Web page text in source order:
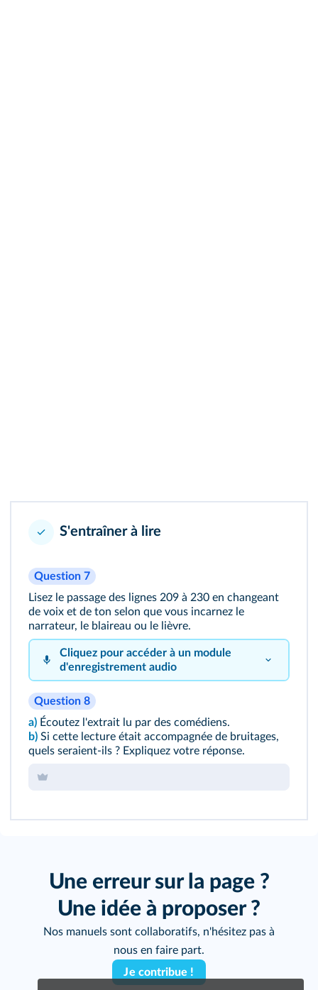
S'entraîner à lire
Question 7
Lisez le passage des lignes 209 à 230 en changeant
de voix et de ton selon que vous incarnez le
narrateur, le blaireau ou le lièvre.
Cliquez pour accéder à un module
d'enregistrement audio
Cliquez sur le bouton pour vous enregistrer !
Question 8
a) Écoutez l'extrait lu par des comédiens.
b) Si cette lecture était accompagnée de bruitages,
quels seraient-ils ? Expliquez votre réponse.
Une erreur sur la page ?
Une idée à proposer ?
Nos manuels sont collaboratifs, n'hésitez pas à
nous en faire part.
Je contribue !